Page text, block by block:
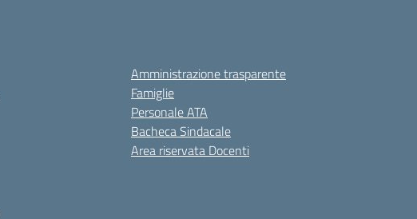
Amministrazione trasparente
Famiglie
Personale ATA
Bacheca Sindacale
Area riservata Docenti